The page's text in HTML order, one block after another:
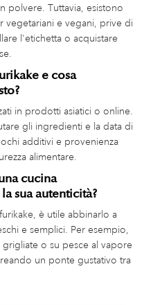
polvere. Tuttavia, esistono
vegetariani e vegani, prive di
l'etichetta o acquistare
e cosa
in prodotti asiatici o online.
gli ingredienti e la data di
additivi e provenienza
alimentare.
cucina
sua autenticità?
è utile abbinarlo a
e semplici. Per esempio,
o su pesce al vapore
un ponte gustativo tra